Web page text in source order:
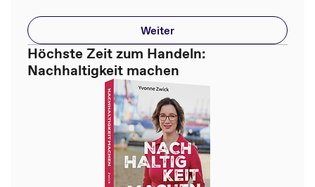
Weiter
Höchste Zeit zum Handeln:
Nachhaltigkeit machen